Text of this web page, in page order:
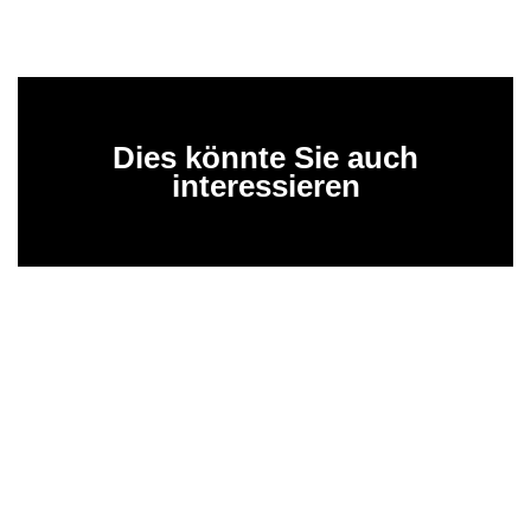
Dies könnte Sie auch
interessieren